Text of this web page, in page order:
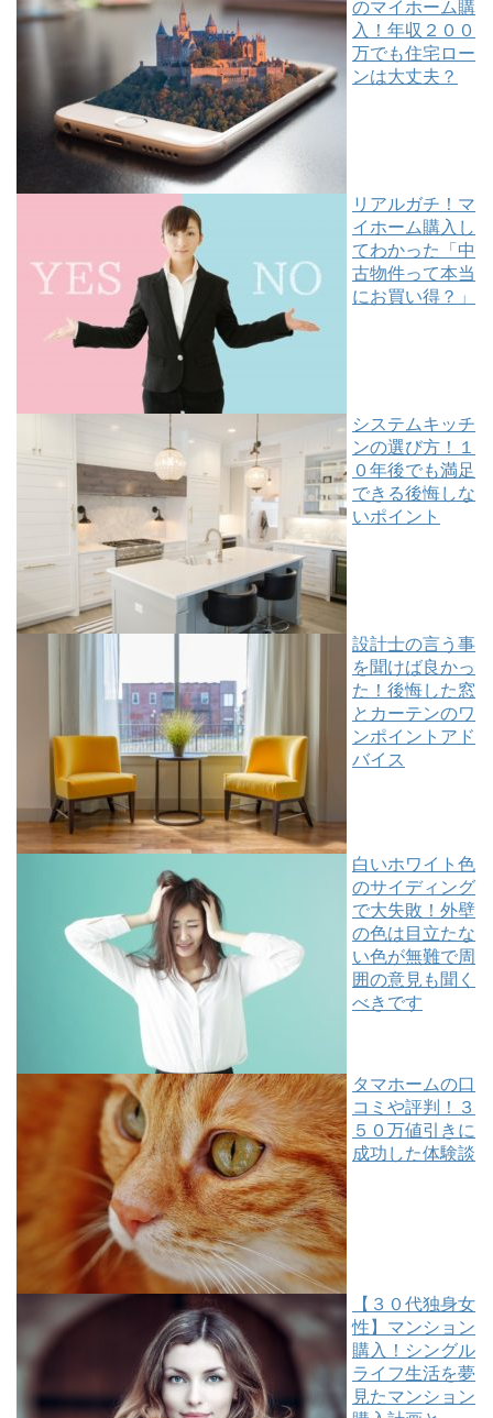
のマイホーム購
入！年収２００
万でも住宅ロー
ンは大丈夫？
リアルガチ！マ
イホーム購入し
てわかった「中
古物件って本当
にお買い得？」
システムキッチ
ンの選び方！１
０年後でも満足
できる後悔しな
いポイント
設計士の言う事
を聞けば良かっ
た！後悔した窓
とカーテンのワ
ンポイントアド
バイス
白いホワイト色
のサイディング
で大失敗！外壁
の色は目立たな
い色が無難で周
囲の意見も聞く
べきです
タマホームの口
コミや評判！３
５０万値引きに
成功した体験談
【３０代独身女
性】マンション
購入！シングル
ライフ生活を夢
見たマンション